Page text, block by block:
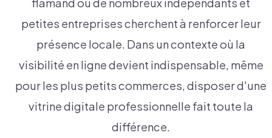
flamand où de nombreux indépendants et
petites entreprises cherchent à renforcer leur
présence locale. Dans un contexte où la
visibilité en ligne devient indispensable, même
pour les plus petits commerces, disposer d'une
vitrine digitale professionnelle fait toute la
différence.